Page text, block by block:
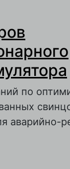
по
аварийно-